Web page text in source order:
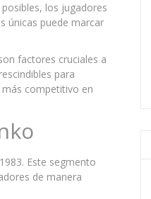
los jugadores
únicas puede marcar
factores cruciales a
para
competitivo en
Este segmento
de manera